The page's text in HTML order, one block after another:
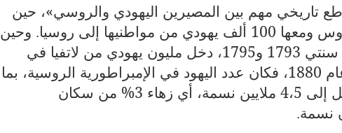
تاريخ أول تقاطع تاريخي مهم بين المصيرين اليهودي والروسي»، حين
إلى روسيا
. وحين
جرى تقسيم بولندا الثاني والثالث في سنتي 1793 و1795، دخل مليون يهودي من لاتفيا في
أما في عام 1880، فكان عدد اليهود في الإمبراطورية الروسية، بما
في ذلك المقاطعات البولندية، قد وصل إلى 4،5 ملايين نسمة، أي زهاء 3% من سكان
.